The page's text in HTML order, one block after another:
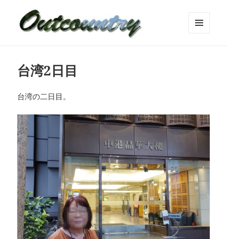
台湾2日目
台湾の二日目。